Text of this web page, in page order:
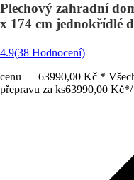
Plechový zahradní
x 174 cm jednokřídlé
4.9(38 Hodnocení)
cenu — 63990,00 Kč *
přepravu za ks63990,00 Kč*/